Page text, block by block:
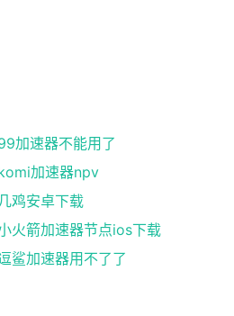
加速器不能用了
加速器npv
鸡安卓下载
火箭加速器节点ios下载
鲨加速器用不了了